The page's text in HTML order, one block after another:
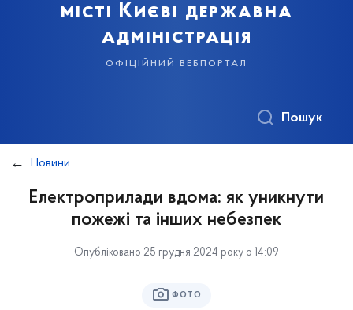
місті Києві державна
адміністрація
офіційний вебпортал
Пошук
Новини
Електроприлади вдома: як уникнути
пожежі та інших небезпек
Опубліковано 25 грудня 2024 року о 14:09
ФОТО